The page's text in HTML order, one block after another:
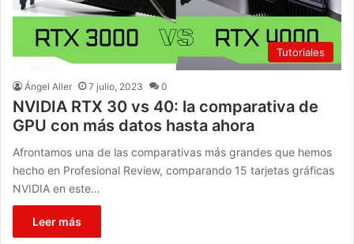
Tutoriales
Ángel Aller 7 julio, 2023 0
NVIDIA RTX 30 vs 40: la comparativa de
GPU con más datos hasta ahora
Afrontamos una de las comparativas más grandes que hemos
hecho en Profesional Review, comparando 15 tarjetas gráficas
NVIDIA en este…
Leer más